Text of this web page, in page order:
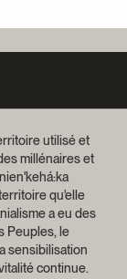
utilisé et
millénaires et
qu'elle
a eu des
Peuples, le
sensibilisation
continue.